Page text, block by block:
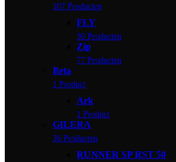
107 Producten
FLY
30 Producten
Zip
77 Producten
Beta
1 Product
Ark
1 Product
GILERA
36 Producten
RUNNER SP RST 50